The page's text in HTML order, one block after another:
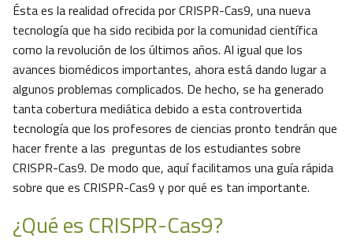
Ésta es la realidad ofrecida por CRISPR-Cas9, una nueva
tecnología que ha sido recibida por la comunidad científica
como la revolución de los últimos años. Al igual que los
avances biomédicos importantes, ahora está dando lugar a
algunos problemas complicados. De hecho, se ha generado
tanta cobertura mediática debido a esta controvertida
tecnología que los profesores de ciencias pronto tendrán que
hacer frente a las preguntas de los estudiantes sobre
CRISPR-Cas9. De modo que, aquí facilitamos una guía rápida
sobre que es CRISPR-Cas9 y por qué es tan importante.
¿Qué es CRISPR-Cas9?